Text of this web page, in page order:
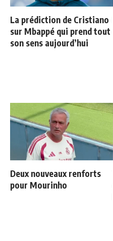
La prédiction de Cristiano
sur Mbappé qui prend tout
son sens aujourd’hui
Deux nouveaux renforts
pour Mourinho